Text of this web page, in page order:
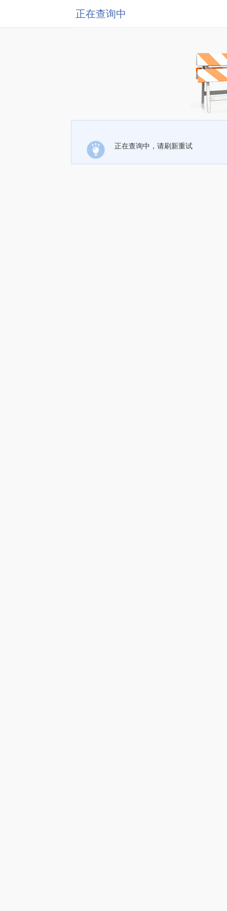
正在查询中
正在查询中，请刷新重试